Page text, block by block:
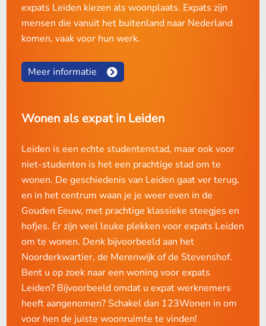
expats Leiden kiezen als woonplaats. Expats zijn
mensen die vanuit het buitenland naar Nederland
komen, vaak voor hun werk.
Meer informatie
Wonen als expat in Leiden
Leiden is een echte studentenstad, maar ook voor
niet-studenten is het een prachtige stad om te
wonen. De geschiedenis van Leiden gaat ver terug,
en in het centrum waan je je weer even in de
Gouden Eeuw, met prachtige klassieke steegjes en
hofjes. Er zijn veel leuke plekken voor expats Leiden
om te wonen. Denk bijvoorbeeld aan het
Noorderkwartier, de Merenwijk of de Stevenshof.
Bent u op zoek naar een woning voor expats
Leiden? Bijvoorbeeld omdat u expat werknemers
heeft aangenomen? Schakel dan 123Wonen in om
voor hen de juiste woonruimte te vinden!